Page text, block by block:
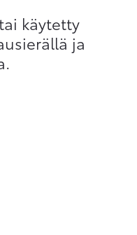
käytetty
ja